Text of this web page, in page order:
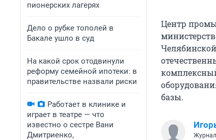
пионерских лагерях
Дело о рубке тополей в
Бакале ушло в суд
На какой срок отодвинули
реформу семейной ипотеки: в
правительстве назвали риски
Работает в клинике и
играет в театре — что
известно о сестре Вани
Дмитриенко,
Центр
базы.